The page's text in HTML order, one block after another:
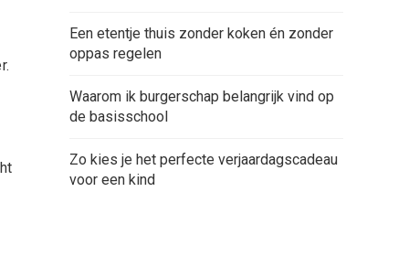
Een etentje thuis zonder koken én zonder
oppas regelen
Waarom ik burgerschap belangrijk vind op
de basisschool
Zo kies je het perfecte verjaardagscadeau
voor een kind